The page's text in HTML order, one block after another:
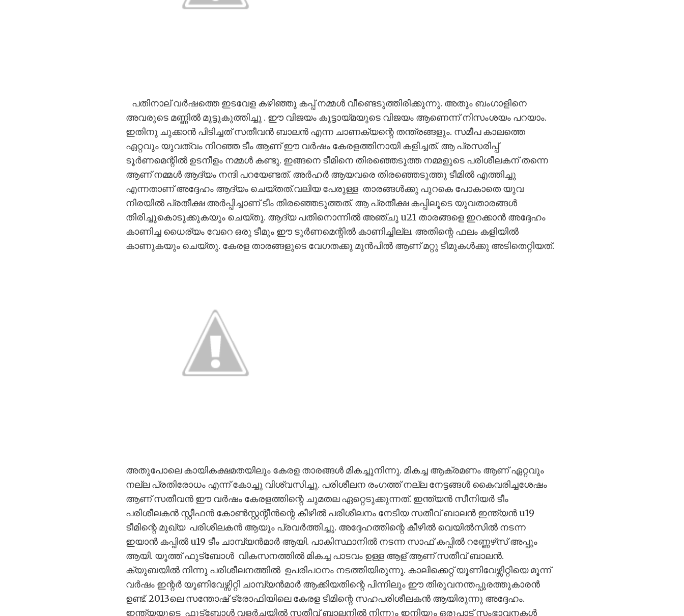
പതിനാല് വർഷത്തെ ഇടവേള കഴിഞ്ഞു കപ്പ് നമ്മൾ വീണ്ടെടുത്തിരിക്കുന്നു. അതും ബംഗാളിനെ
അവരുടെ മണ്ണിൽ മുട്ടുകുത്തിച്ചു . ഈ വിജയം കൂട്ടായ്മയുടെ വിജയം ആണെന്ന് നിസംശയം പറയാം.
ഇതിനു ചുക്കാൻ പിടിച്ചത് സതീവൻ ബാലൻ എന്ന ചാണക്യന്റെ തന്ത്രങ്ങളും. സമീപ കാലത്തെ
ഏറ്റവും യുവത്വം നിറഞ്ഞ ടീം ആണ് ഈ വർഷം കേരളത്തിനായി കളിച്ചത്. ആ പ്രസരിപ്പ്
ടൂർണമെന്റിൽ ഉടനീളം നമ്മൾ കണ്ടു. ഇങ്ങനെ ടീമിനെ തിരഞ്ഞെടുത്ത നമ്മളുടെ പരിശീലകന് തന്നെ
ആണ് നമ്മൾ ആദ്യം നന്ദി പറയേണ്ടത്. അർഹർ ആയവരെ തിരഞ്ഞെടുത്തു ടീമിൽ എത്തിച്ചു
എന്നതാണ് അദ്ദേഹം ആദ്യം ചെയ്തത്.വലിയ പേരുള്ള താരങ്ങൾക്കു പുറകെ പോകാതെ യുവ
നിരയിൽ പ്രതീക്ഷ അർപ്പിച്ചാണ് ടീം തിരഞ്ഞെടുത്തത്. ആ പ്രതീക്ഷ കപ്പിലൂടെ യുവതാരങ്ങൾ
തിരിച്ചുകൊടുക്കുകയും ചെയ്തു. ആദ്യ പതിനൊന്നിൽ അഞ്ചു u21 താരങ്ങളെ ഇറക്കാൻ അദ്ദേഹം
കാണിച്ച ധൈര്യം വേറെ ഒരു ടീമും ഈ ടൂർണമെന്റിൽ കാണിച്ചില്ല. അതിന്റെ ഫലം കളിയിൽ
കാണുകയും ചെയ്തു. കേരള താരങ്ങളുടെ വേഗതക്കു മുൻപിൽ ആണ് മറ്റു ടീമുകൾക്കു അടിതെറ്റിയത്.
അതുപോലെ കായികക്ഷമതയിലും കേരള താരങ്ങൾ മികച്ചുനിന്നു. മികച്ച ആക്രമണം ആണ് ഏറ്റവും
നല്ല പ്രതിരോധം എന്ന് കോച്ചു വിശ്വസിച്ചു. പരിശീലന രംഗത്ത് നല്ല നേട്ടങ്ങൾ കൈവരിച്ചശേഷം
ആണ് സതീവൻ ഈ വർഷം കേരളത്തിന്റെ ചുമതല ഏറ്റെടുക്കുന്നത്. ഇന്ത്യൻ സീനിയർ ടീം
പരിശീലകൻ സ്റ്റീഫൻ കോൺസ്റ്റന്റീൻന്റെ കീഴിൽ പരിശീലനം നേടിയ സതീവ് ബാലൻ ഇന്ത്യൻ u19
ടീമിന്റെ മുഖ്യ പരിശീലകൻ ആയും പ്രവർത്തിച്ചു. അദ്ദേഹത്തിന്റെ കീഴിൽ വെയിൽസിൽ നടന്ന
ഇയാൻ കപ്പിൽ u19 ടീം ചാമ്പ്യൻമാർ ആയി. പാകിസ്ഥാനിൽ നടന്ന സാഫ് കപ്പിൽ റണ്ണേഴ്‌സ് അപ്പും
ആയി. യൂത്ത് ഫുട്‍ബോൾ വികസനത്തിൽ മികച്ച പാടവം ഉള്ള ആള് ആണ് സതീവ് ബാലൻ.
ക്യുബയിൽ നിന്നു പരിശീലനത്തിൽ ഉപരിപഠനം നടത്തിയിരുന്നു. കാലിക്കെറ്റ് യൂണിവേഴ്സിറ്റിയെ മൂന്ന്
വർഷം ഇന്റർ യൂണിവേഴ്സിറ്റി ചാമ്പ്യൻമാർ ആക്കിയതിന്റെ പിന്നിലും ഈ തിരുവനന്തപ്പുരത്തുകാരൻ
ഉണ്ട്. 2013ലെ സന്തോഷ് ട്രോഫിയിലെ കേരള ടീമിന്റെ സഹപരിശീലകൻ ആയിരുന്നു അദ്ദേഹം.
ഇന്ത്യയുടെ ഫുട്‍ബോൾ വളർച്ചയിൽ സതീവ് ബാലനിൽ നിന്നും ഇനിയും ഒരുപാട് സംഭാവനകൾ